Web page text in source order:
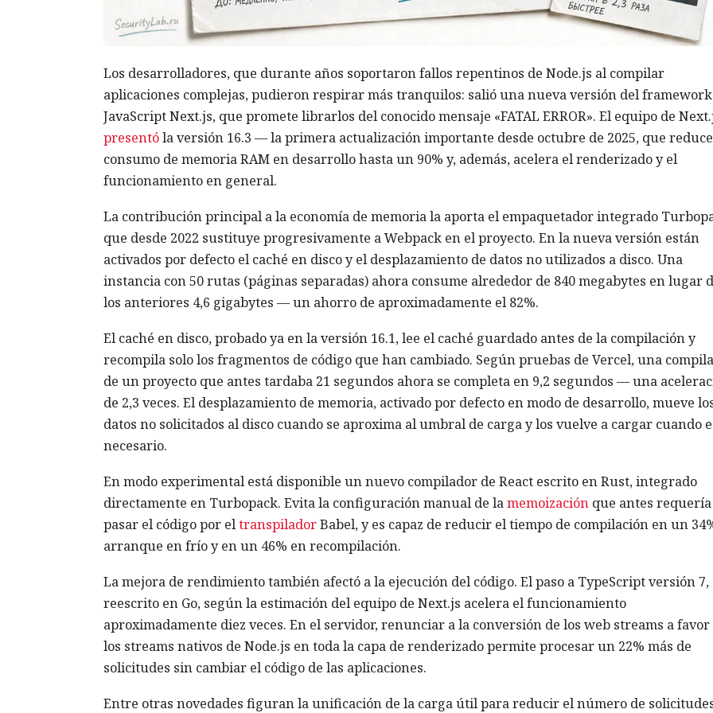
Los desarrolladores, que durante años soportaron fallos repentinos de Node.js al compilar
aplicaciones complejas, pudieron respirar más tranquilos: salió una nueva versión del
JavaScript Next.js, que promete librarlos del conocido mensaje «FATAL ERROR». El equipo de
presentóla versión 16.3 — la primera actualización importante desde octubre de 2025, que
consumo de memoria RAM en desarrollo hasta un 90% y, además, acelera el renderizado y el
funcionamiento en general.
La contribución principal a la economía de memoria la aporta el empaquetador integrado
que desde 2022 sustituye progresivamente a Webpack en el proyecto. En la nueva versión están
activados por defecto el caché en disco y el desplazamiento de datos no utilizados a disco. Una
instancia con 50 rutas (páginas separadas) ahora consume alrededor de 840 megabytes en lugar
los anteriores 4,6 gigabytes — un ahorro de aproximadamente el 82%.
El caché en disco, probado ya en la versión 16.1, lee el caché guardado antes de la compilación y
recompila solo los fragmentos de código que han cambiado. Según pruebas de Vercel, una
de un proyecto que antes tardaba 21 segundos ahora se completa en 9,2 segundos — una
de 2,3 veces. El desplazamiento de memoria, activado por defecto en modo de desarrollo, mueve
datos no solicitados al disco cuando se aproxima al umbral de carga y los vuelve a cargar cuando
necesario.
En modo experimental está disponible un nuevo compilador de React escrito en Rust, integrado
directamente en Turbopack. Evita la configuración manual de lamemoizaciónque antes requería
pasar el código por eltranspiladorBabel, y es capaz de reducir el tiempo de compilación en un
arranque en frío y en un 46% en recompilación.
La mejora de rendimiento también afectó a la ejecución del código. El paso a TypeScript versión 7,
reescrito en Go, según la estimación del equipo de Next.js acelera el funcionamiento
aproximadamente diez veces. En el servidor, renunciar a la conversión de los web streams a favor
los streams nativos de Node.js en toda la capa de renderizado permite procesar un 22% más de
solicitudes sin cambiar el código de las aplicaciones.
Entre otras novedades figuran la unificación de la carga útil para reducir el número de